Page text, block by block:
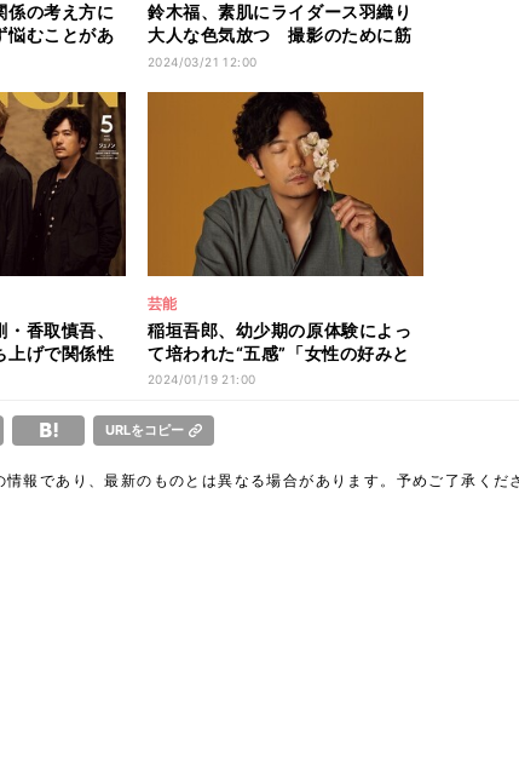
係の考え方に
悩むことがあ
鈴木福、素肌にライダース羽織り
大人な色気放つ 撮影のために筋
トレ「ちょっと多めに」
2024/03/21 12:00
香取慎吾、
上げで関係性
芸能
稲垣吾郎、幼少期の原体験によっ
て培われた“五感”「女性の好みと
か音楽も…」
2024/01/19 21:00
URLをコピー
報であり、最新のものとは異なる場合があります。予めご了承くだ